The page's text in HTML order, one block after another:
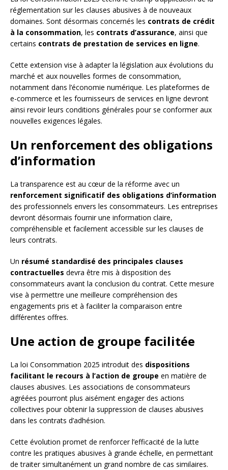
réglementation sur les clauses abusives à de nouveaux
domaines. Sont désormais concernés les contrats de crédit
à la consommation, les contrats d’assurance, ainsi que
certains contrats de prestation de services en ligne.
Cette extension vise à adapter la législation aux évolutions du
marché et aux nouvelles formes de consommation,
notamment dans l’économie numérique. Les plateformes de
e-commerce et les fournisseurs de services en ligne devront
ainsi revoir leurs conditions générales pour se conformer aux
nouvelles exigences légales.
Un renforcement des obligations
d’information
La transparence est au cœur de la réforme avec un
renforcement significatif des obligations d’information
des professionnels envers les consommateurs. Les entreprises
devront désormais fournir une information claire,
compréhensible et facilement accessible sur les clauses de
leurs contrats.
Un résumé standardisé des principales clauses
contractuelles devra être mis à disposition des
consommateurs avant la conclusion du contrat. Cette mesure
vise à permettre une meilleure compréhension des
engagements pris et à faciliter la comparaison entre
différentes offres.
Une action de groupe facilitée
La loi Consommation 2025 introduit des dispositions
facilitant le recours à l’action de groupe en matière de
clauses abusives. Les associations de consommateurs
agréées pourront plus aisément engager des actions
collectives pour obtenir la suppression de clauses abusives
dans les contrats d’adhésion.
Cette évolution promet de renforcer l’efficacité de la lutte
contre les pratiques abusives à grande échelle, en permettant
de traiter simultanément un grand nombre de cas similaires.